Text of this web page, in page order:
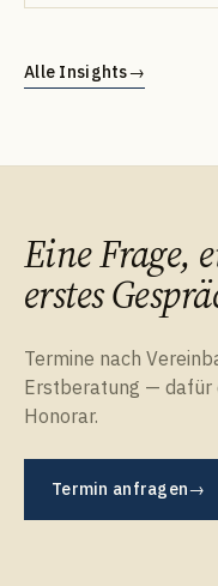
Alle Insights→
Eine Frage,
erstes
Termine nach
Erstberatung — dafür
Honorar.
Termin anfragen→